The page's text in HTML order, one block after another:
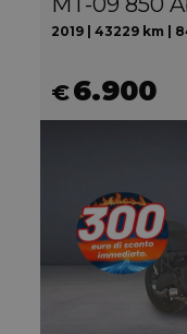
2019 | 43229 km |
€6.900